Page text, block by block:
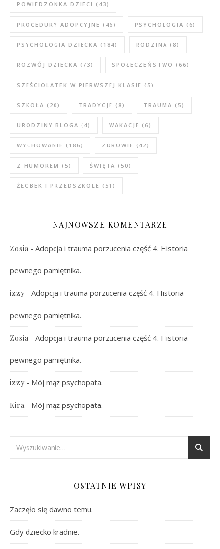
POWIEDZONKA DZIECI (43)
PROCEDURY ADOPCYJNE (46) PSYCHOLOGIA (6)
PSYCHOLOGIA DZIECKA (184) RODZINA (8)
ROZWÓJ DZIECKA (73) SPOŁECZEŃSTWO (66)
SZEŚCIOLATEK W PIERWSZEJ KLASIE (5)
SZKOŁA (20) TRADYCJE (8) TRAUMA (5)
URODZINY BLOGA (4) WAKACJE (6)
WYCHOWANIE (186) ZDROWIE (42)
Z HUMOREM (5) ŚWIĘTA (50)
ŻŁOBEK I PRZEDSZKOLE (51)
NAJNOWSZE KOMENTARZE
Zosia - Adopcja i trauma porzucenia część 4. Historia
pewnego pamiętnika.
izzy - Adopcja i trauma porzucenia część 4. Historia
pewnego pamiętnika.
Zosia - Adopcja i trauma porzucenia część 4. Historia
pewnego pamiętnika.
izzy - Mój mąż psychopata.
Kira - Mój mąż psychopata.
OSTATNIE WPISY
Zaczęło się dawno temu.
Gdy dziecko kradnie.